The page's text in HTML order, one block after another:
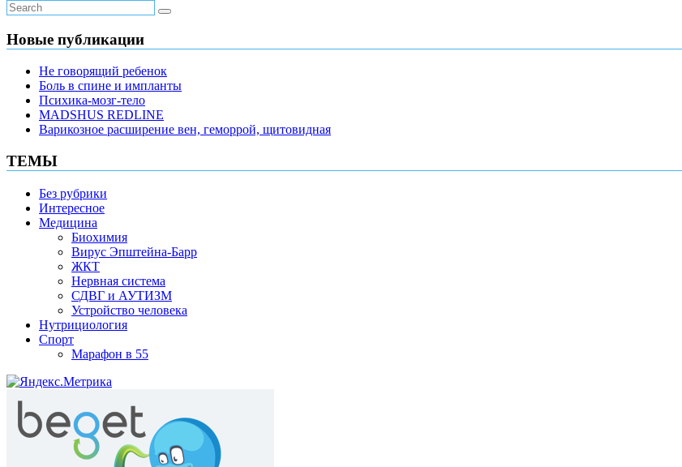
Новые публикации
Не говорящий ребенок
Боль в спине и импланты
Психика-мозг-тело
MADSHUS REDLINE
Варикозное расширение вен, геморрой, щитовидная
ТЕМЫ
Без рубрики
Интересное
Медицина
Биохимия
Вирус Эпштейна-Барр
ЖКТ
Нервная система
СДВГ и АУТИЗМ
Устройство человека
Нутрициология
Спорт
Марафон в 55